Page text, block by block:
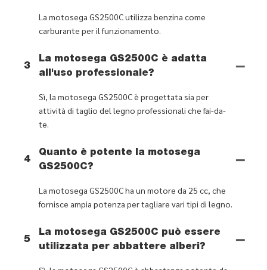
La motosega GS2500C utilizza benzina come
carburante per il funzionamento.
3
La motosega GS2500C è adatta
all'uso professionale?
Sì, la motosega GS2500C è progettata sia per
attività di taglio del legno professionali che fai-da-
te.
4
Quanto è potente la motosega
GS2500C?
La motosega GS2500C ha un motore da 25 cc, che
fornisce ampia potenza per tagliare vari tipi di legno.
5
La motosega GS2500C può essere
utilizzata per abbattere alberi?